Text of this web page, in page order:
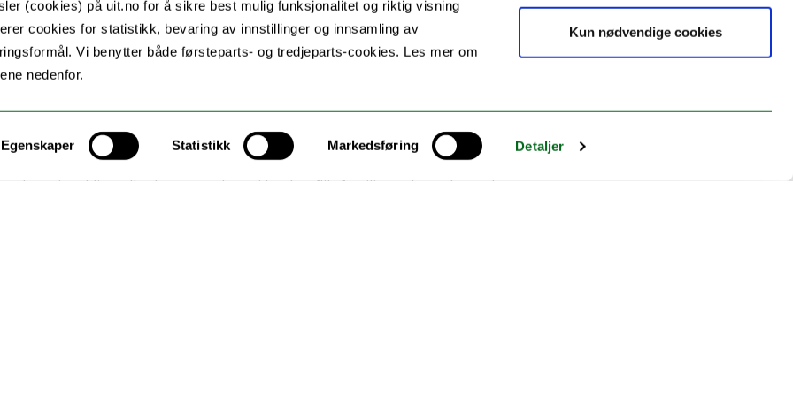
(cookies) på uit.no for å sikre best mulig funksjonalitet og riktig visning
cookies for statistikk, bevaring av innstillinger og innsamling av
Vi benytter både førsteparts- og tredjeparts-cookies. Les mer om
nedenfor.
Egenskaper Statistikk Markedsføring Detaljer
Kun nødvendige cookies
datainnsamlingen (2013-2015). Informantgrupper var barn i alderen 7 - 16 år, foreldre og meklere på
metoder. Den neste datainnsamlingen (2020) inngikk i stipendiatens phd-prosjekt. Barn og unge i
tre familievernkontor. Datainnsamling i 2021 består av fokusgruppeintervju med meklere ved fire
barn i mekling eller barn som lever i høykonfliktfamilier ta kontakt med oss.